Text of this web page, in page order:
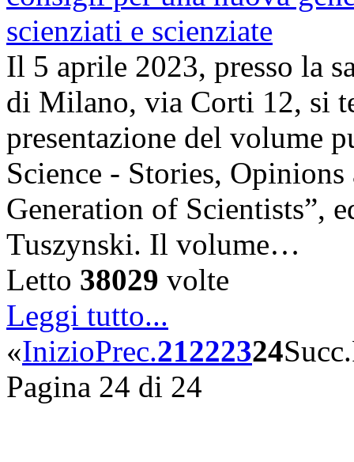
Il 5 aprile 2023, presso la
di Milano, via Corti 12, si
presentazione del volume
Science - Stories,
Generation of Scientists”,
Tuszynski. Il volume…
Letto 38029 volte
Leggi tutto...
«InizioPrec.21222324Succ.
Pagina 24 di 24